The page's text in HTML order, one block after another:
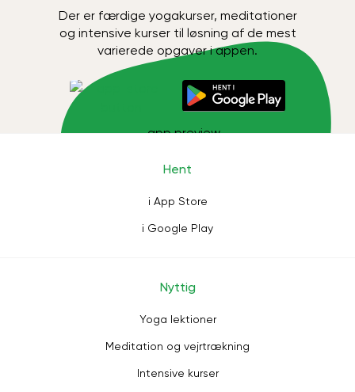
Der er færdige yogakurser, meditationer
og intensive kurser til løsning af de mest
varierede opgaver i appen.
Hent
i App Store
i Google Play
Nyttig
Yoga lektioner
Meditation og vejrtrækning
Intensive kurser